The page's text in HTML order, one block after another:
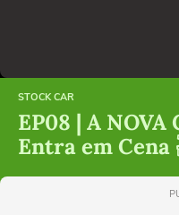
STOCK CAR
EP08 | A NOVA
Entra em Cena